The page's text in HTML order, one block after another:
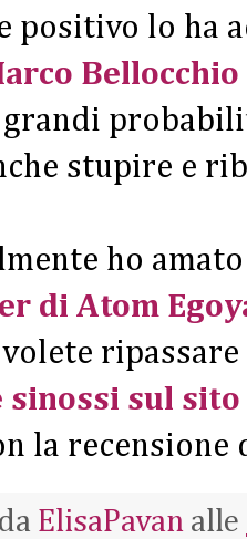
positivo lo ha
Bellocchio
stupire e
ho
di Atom
sinossi sul
la recensione
ElisaPavan alle